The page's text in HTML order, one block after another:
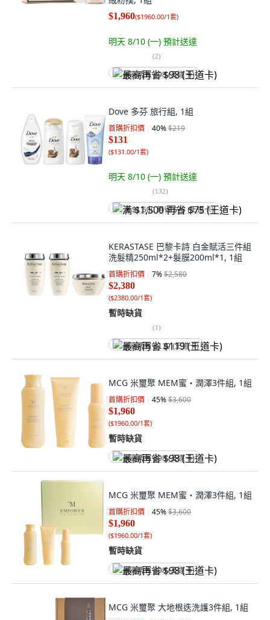
$1,960($1960.00/1套)
明天 8/10 (一) 預計送達
(2)
最高再省 $98 (王道卡)
Dove 多芬 旅行組, 1組
首購折扣價 40%$219
$131
($131.00/1套)
明天 8/10 (一) 預計送達
(132)
满 $1,500 再省 $75 (王道卡)
KERASTASE 巴黎卡詩 白金賦活三件組
洗髮精250ml*2+髮膜200ml*1, 1組
首購折扣價 7%$2,580
$2,380
($2380.00/1套)
暫時缺貨
(1)
最高再省 $119 (王道卡)
MCG 米璽聚 MEM蜜・潤澤3件組, 1組
首購折扣價 45%$3,600
$1,960
($1960.00/1套)
暫時缺貨
最高再省 $98 (王道卡)
MCG 米璽聚 MEM蜜・潤澤3件組, 1組
首購折扣價 45%$3,600
$1,960
($1960.00/1套)
暫時缺貨
最高再省 $98 (王道卡)
MCG 米璽聚 大地根迭洗護3件組, 1組